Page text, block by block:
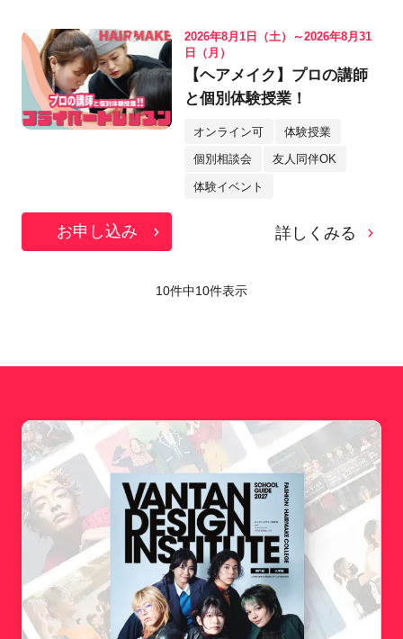
2026年8月1日（土）～2026年8月31
日（月）
【ヘアメイク】プロの講師
と個別体験授業！
オンライン可 体験授業
個別相談会 友人同伴OK
体験イベント
お申し込み 詳しくみる
10件中10件表示